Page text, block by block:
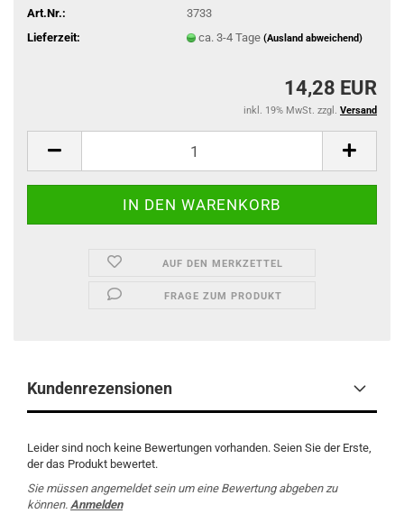
Art.Nr.:
3733
Lieferzeit:
ca. 3-4 Tage (Ausland abweichend)
14,28 EUR
inkl. 19% MwSt. zzgl. Versand
AUF DEN MERKZETTEL
FRAGE ZUM PRODUKT
Kundenrezensionen
Leider sind noch keine Bewertungen vorhanden. Seien Sie der Erste,
der das Produkt bewertet.
Sie müssen angemeldet sein um eine Bewertung abgeben zu
können. Anmelden